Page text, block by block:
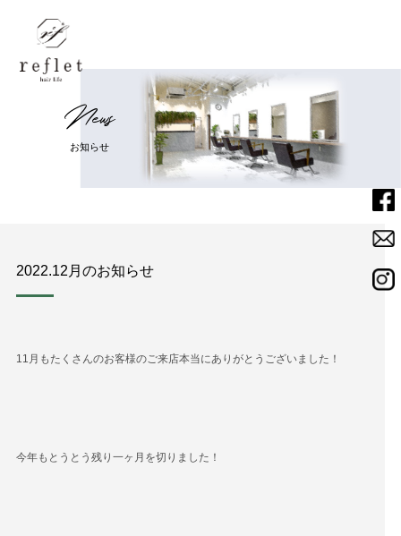
News
お知 らせ
ホーム
Staff
News ニュース
2022.12月のお知らせ
11月もたくさんのお客様のご来店本当にありがとうございました！
今年もとうとう残り一ヶ月を切りました！